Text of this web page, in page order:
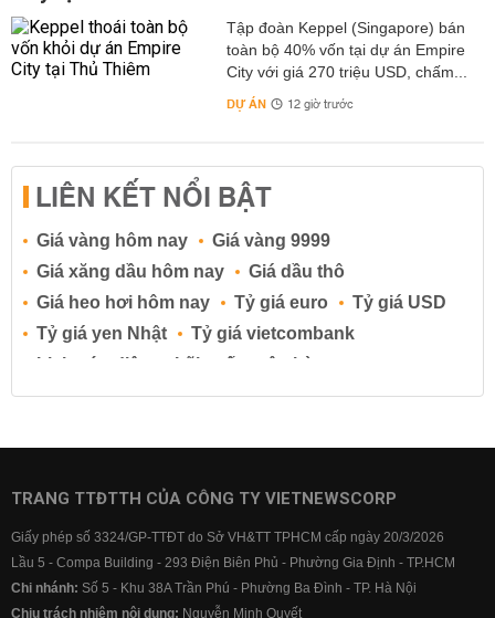
Tập đoàn Keppel (Singapore) bán
toàn bộ 40% vốn tại dự án Empire
City với giá 270 triệu USD, chấm...
DỰ ÁN 12 giờ trước
LIÊN KẾT NỔI BẬT
Giá vàng hôm nay
Giá vàng 9999
Giá xăng dầu hôm nay
Giá dầu thô
Giá heo hơi hôm nay
Tỷ giá euro
Tỷ giá USD
Tỷ giá yen Nhật
Tỷ giá vietcombank
Lịch cúp điện
Lãi suất ngân hàng
Lãi suất tiết kiệm
Lãi suất tiền gửi
Lãi suất ngân hàng BIDV
Lãi suất ngân hàng Vietcombank
TRANG TTĐTTH CỦA CÔNG TY VIETNEWSCORP
Giấy phép số 3324/GP-TTĐT do Sở VH&TT TPHCM cấp ngày 20/3/2026
Lầu 5 - Compa Building - 293 Điện Biên Phủ - Phường Gia Định - TP.HCM
Chi nhánh: Số 5 - Khu 38A Trần Phú - Phường Ba Đình - TP. Hà Nội
Chịu trách nhiệm nội dung: Nguyễn Minh Quyết